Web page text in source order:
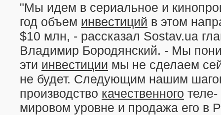
"Мы идем в сериальное и
год объем инвестиций в этом
$10 млн, - рассказал Sostav.ua
Владимир Бородянский. - Мы
эти инвестиции мы не сделаем
не будет. Следующим нашим
производство качественного теле-
мировом уровне и продажа его в